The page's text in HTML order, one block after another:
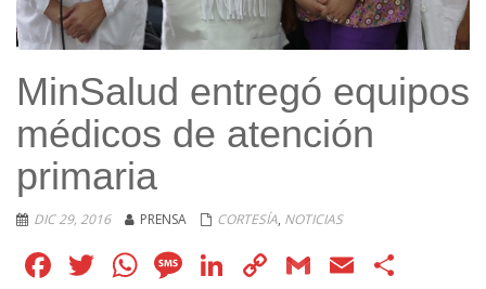
MinSalud entregó equipos
médicos de atención
primaria
DIC 29, 2016 PRENSA CORTESÍA, NOTICIAS
Facebook
Twitter
WhatsApp
Message
LinkedIn
CopyGmailEmail